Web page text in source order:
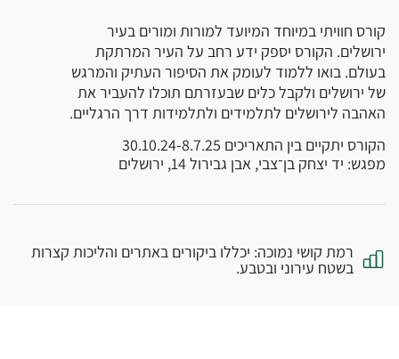
קורס חוויתי במיוחד המיועד למורות ומורים בעיר
ירושלים. הקורס יספק ידע רחב על העיר המרתקת
בעולם. בואו ללמוד לעומק את הסיפור העתיק והמרגש
של ירושלים ולקבל כלים שבעזרתם תוכלו להעביר את
האהבה לירושלים לתלמידים ולתלמידות דרך הרגליים.
הקורס יתקיים בין התאריכים 30.10.24-8.7.25
מפגש: יד יצחק בן־צבי, אבן גבירול 14, ירושלים
רמת קושי נמוכה: יכללו ביקורים באתרים והליכות קצרות
בשטח עירוני ובטבע.